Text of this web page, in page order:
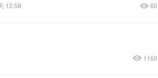
12:58 60
1160